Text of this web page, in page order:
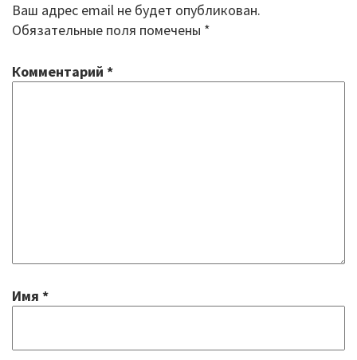
Ваш адрес email не будет опубликован.
Обязательные поля помечены *
Комментарий *
Имя *